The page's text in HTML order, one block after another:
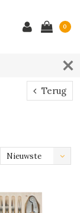
0
Terug
Nieuwste